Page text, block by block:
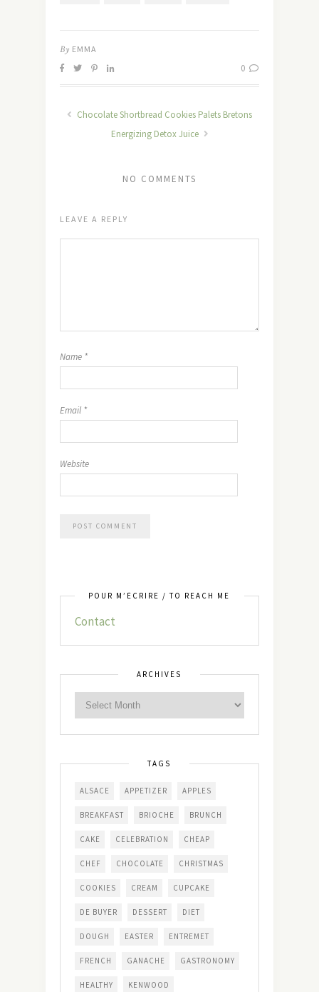
By EMMA
0
Chocolate Shortbread Cookies Palets Bretons
Energizing Detox Juice
NO COMMENTS
LEAVE A REPLY
Name *
Email *
Website
POUR M’ÉCRIRE / TO REACH ME
Contact
ARCHIVES
TAGS
ALSACE APPETIZER APPLES
BREAKFAST BRIOCHE BRUNCH
CAKE CELEBRATION CHEAP
CHEF CHOCOLATE CHRISTMAS
COOKIES CREAM CUPCAKE
DE BUYER DESSERT DIET
DOUGH EASTER ENTREMET
FRENCH GANACHE GASTRONOMY
HEALTHY KENWOOD